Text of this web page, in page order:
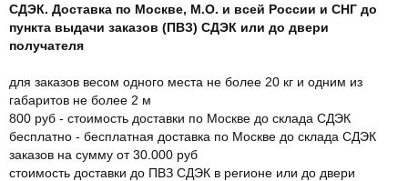
СДЭК. Доставка по Москве, М.О. и всей России и СНГ до
пункта выдачи заказов (ПВЗ) СДЭК или до двери
получателя
для заказов весом одного места не более 20 кг и одним из
габаритов не более 2 м
800 руб - стоимость доставки по Москве до склада СДЭК
бесплатно - бесплатная доставка по Москве до склада СДЭК
заказов на сумму от 30.000 руб
стоимость доставки до ПВЗ СДЭК в регионе или до двери